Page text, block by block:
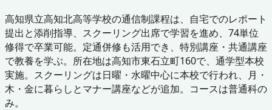
高知県立高知北高等学校の通信制課程は、自宅でのレポート
提出と添削指導、スクーリング出席で学習を進め、74単位
修得で卒業可能。定通併修も活用でき、特別講座・共通講座
で教養を学ぶ。所在地は高知市東石立町160で、通学型本校
実施。スクーリングは日曜・水曜中心に本校で行われ、月・
木・金に暮らしとマナー講座などが追加。コースは普通科の
み。